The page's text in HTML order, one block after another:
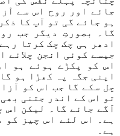
جائے اور روح اس سے
ہو جائے گی تو آپ کا
گا۔
بصورتِ دیگر جب
ادھر ہی چک چک کرتا
جیسے کوئی انجن چلا ئ ے
اس کو پکڑے ہوئے ہو
اپنی جگہ پہ کھڑا ہو
چل سکے گا جب اس کو
تو اس کے اندر جتنی
آگے جائے گا۔
لیکن
اس
ہے۔
اس لئے
اس چیز کو
ہے۔